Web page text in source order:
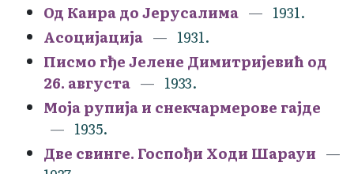
Од Каира до Јерусалима
1931.
Асоцијација
1931.
Писмо гђе Јелене Димитријевић од
26. августа
1933.
Моја рупија и снекчармерове гајде
1935.
Две свинге. Госпођи Ходи Шарауи